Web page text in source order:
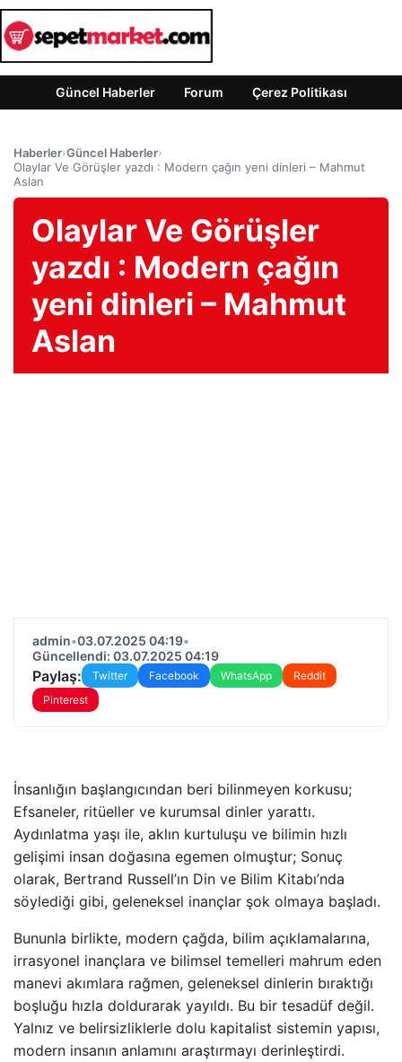
Güncel Haberler Forum Çerez Politikası
Haberler›Güncel Haberler›
Olaylar Ve Görüşler yazdı : Modern çağın yeni dinleri – Mahmut
Aslan
Olaylar Ve Görüşler
yazdı : Modern çağın
yeni dinleri – Mahmut
Aslan
admin•03.07.2025 04:19•
Güncellendi: 03.07.2025 04:19
Paylaş: Twitter Facebook WhatsApp
Reddit
Pinterest
İnsanlığın başlangıcından beri bilinmeyen korkusu;
Efsaneler, ritüeller ve kurumsal dinler yarattı.
Aydınlatma yaşı ile, aklın kurtuluşu ve bilimin hızlı
gelişimi insan doğasına egemen olmuştur; Sonuç
olarak, Bertrand Russell’ın Din ve Bilim Kitabı’nda
söylediği gibi, geleneksel inançlar şok olmaya başladı.
Bununla birlikte, modern çağda, bilim açıklamalarına,
irrasyonel inançlara ve bilimsel temelleri mahrum eden
manevi akımlara rağmen, geleneksel dinlerin bıraktığı
boşluğu hızla doldurarak yayıldı. Bu bir tesadüf değil.
Yalnız ve belirsizliklerle dolu kapitalist sistemin yapısı,
modern insanın anlamını araştırmayı derinleştirdi.